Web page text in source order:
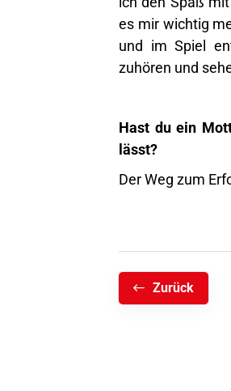
es mir wichtig
und im Spiel
zuhören und
Hast du ein
lässt?
Der Weg zum
Zurück